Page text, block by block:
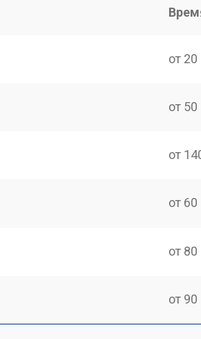
от
от
от
от
от
от